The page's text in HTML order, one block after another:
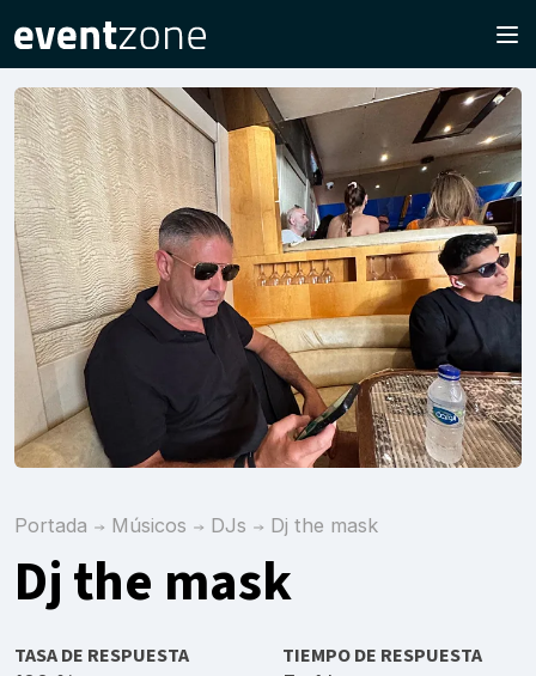
Portada Músicos DJs Dj the mask
Dj the mask
TASA DE RESPUESTA TIEMPO DE RESPUESTA